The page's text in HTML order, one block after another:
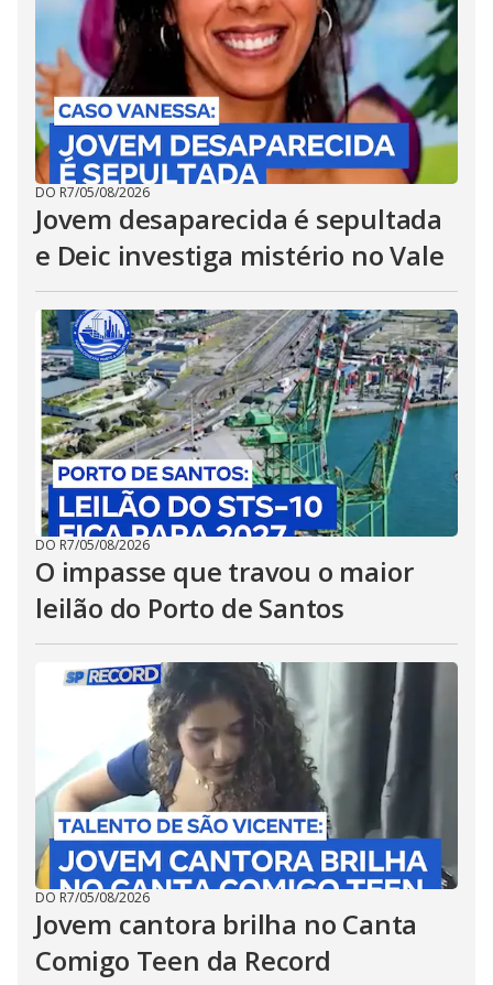
DO R7/05/08/2026
Jovem desaparecida é sepultada
e Deic investiga mistério no Vale
DO R7/05/08/2026
O impasse que travou o maior
leilão do Porto de Santos
DO R7/05/08/2026
Jovem cantora brilha no Canta
Comigo Teen da Record